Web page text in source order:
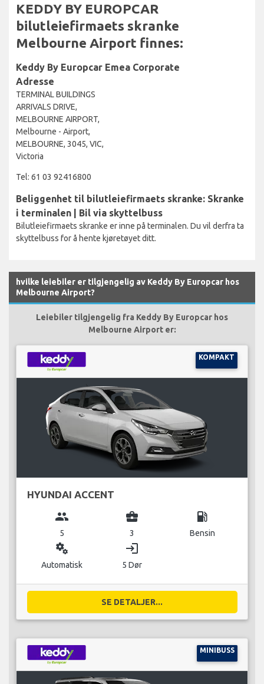
KEDDY BY EUROPCAR
bilutleiefirmaets skranke
Melbourne Airport finnes:
Keddy By Europcar Emea Corporate
Adresse
TERMINAL BUILDINGS
ARRIVALS DRIVE,
MELBOURNE AIRPORT,
Melbourne - Airport,
MELBOURNE, 3045, VIC,
Victoria
Tel: 61 03 92416800
Beliggenhet til bilutleiefirmaets skranke: Skranke
i terminalen | Bil via skyttelbuss
Bilutleiefirmaets skranke er inne på terminalen. Du vil derfra ta
skyttelbuss for å hente kjøretøyet ditt.
hvilke leiebiler er tilgjengelig av Keddy By Europcar hos
Melbourne Airport?
Leiebiler tilgjengelig fra Keddy By Europcar hos
Melbourne Airport er:
KOMPAKT
HYUNDAI ACCENT
group
5
business_center
3
local_gas_station
Bensin
miscellaneous_services
Automatisk
login
5 Dør
SE DETALJER...
MINIBUSS